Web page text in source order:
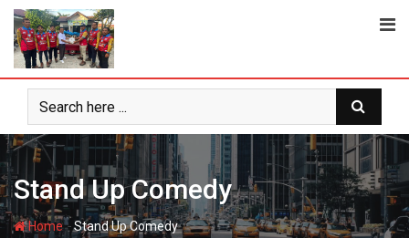
Skip
content
Stand Up Comedy
Home-Stand Up Comedy